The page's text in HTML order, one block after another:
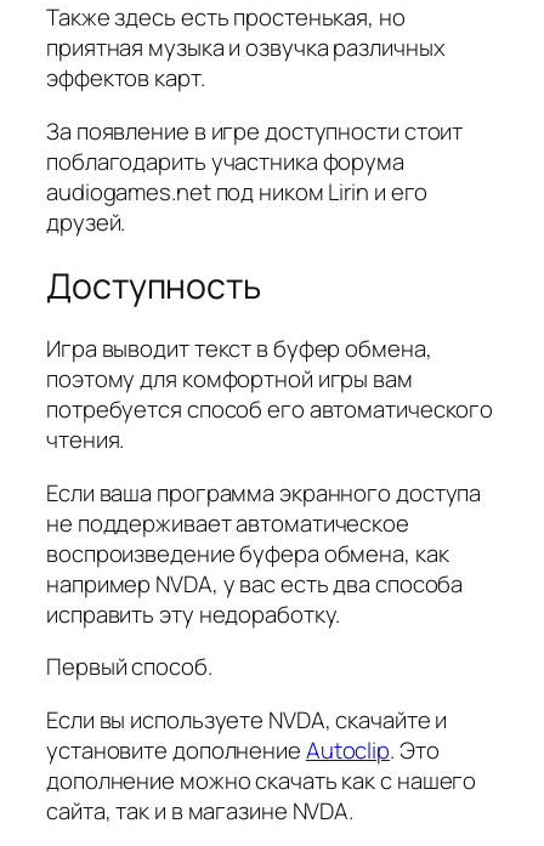
Также здесь есть простенькая, но
приятная музыка и озвучка различных
эффектов карт.
За появление в игре доступности стоит
поблагодарить участника форума
audiogames.net под ником Lirin и его
друзей.
Доступность
Игра выводит текст в буфер обмена,
поэтому для комфортной игры вам
потребуется способ его автоматического
чтения.
Если ваша программа экранного доступа
не поддерживает автоматическое
воспроизведение буфера обмена, как
например NVDA, у вас есть два способа
исправить эту недоработку.
Первый способ.
Если вы используете NVDA, скачайте и
установите дополнениеAutoclip. Это
дополнение можно скачать как с нашего
сайта, так и в магазине NVDA.